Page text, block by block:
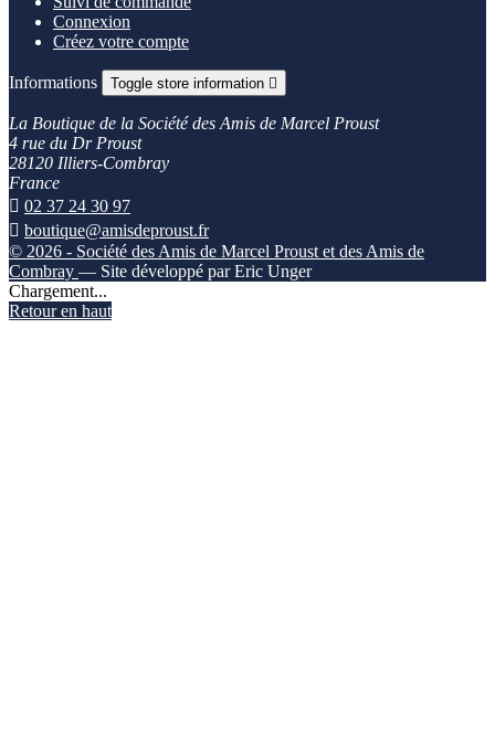
Connexion
Créez votre compte
Informations Toggle store information 
La Boutique de la Société des Amis de Marcel Proust
4 rue du Dr Proust
28120 Illiers-Combray
France
 02 37 24 30 97
 boutique@amisdeproust.fr
© 2026 - Société des Amis de Marcel Proust et des Amis de
Combray — Site développé par Eric Unger
Chargement...
Retour en haut